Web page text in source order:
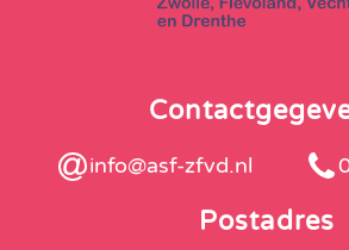
info@asf-zfvd.nl
Postadres